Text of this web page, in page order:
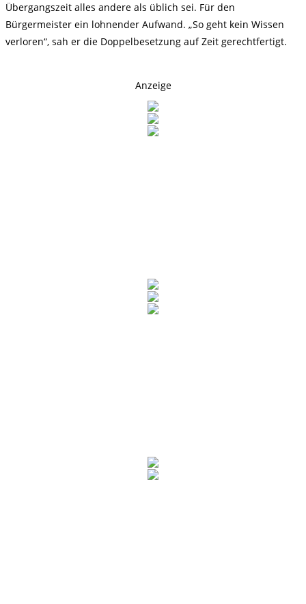
Übergangszeit alles andere als üblich sei. Für den
Bürgermeister ein lohnender Aufwand. „So geht kein Wissen
verloren“, sah er die Doppelbesetzung auf Zeit gerechtfertigt.
Anzeige